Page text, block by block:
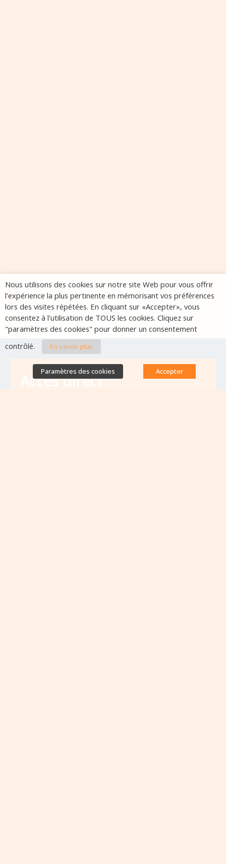
Accès direct
Nous utilisons des cookies sur notre site Web pour vous offrir
l'expérience la plus pertinente en mémorisant vos préférences
lors des visites répétées. En cliquant sur «Accepter», vous
consentez à l'utilisation de TOUS les cookies. Cliquez sur
"paramètres des cookies" pour donner un consentement
contrôlé.
En savoir plus
Paramètres des cookies Accepter